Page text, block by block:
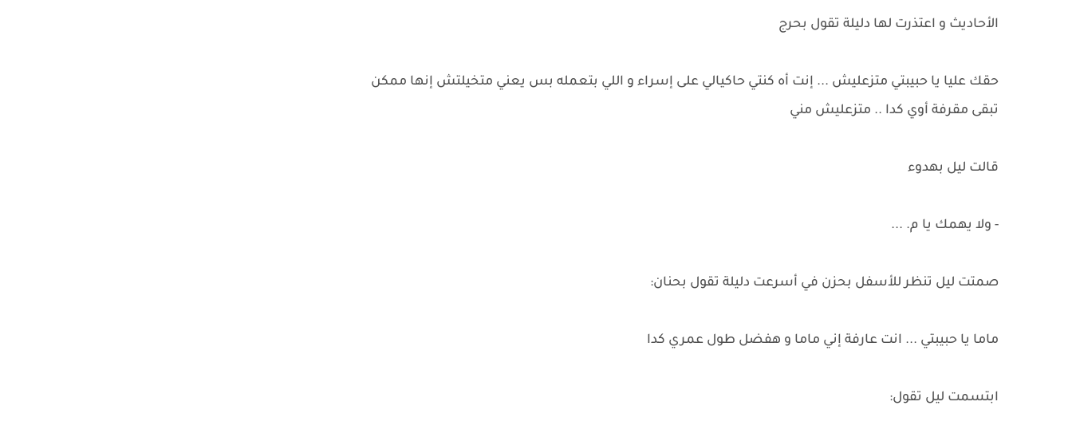
الأحاديث و اعتذرت لها دليلة تقول بحرج
حقك عليا يا حبيبتي متزعليش ... إنت أه كنتي حاكيالي على إسراء و اللي بتعمله بس يعني متخيلتش إنها ممكن
تبقى مقرفة أوي كدا .. متزعليش مني
قالت ليل بهدوء
- ولا يهمك يا م. ...
صمتت ليل تنظر للأسفل بحزن في أسرعت دليلة تقول بحنان:
ماما يا حبيبتي ... انت عارفة إني ماما و هفضل طول عمري كدا
ابتسمت ليل تقول: